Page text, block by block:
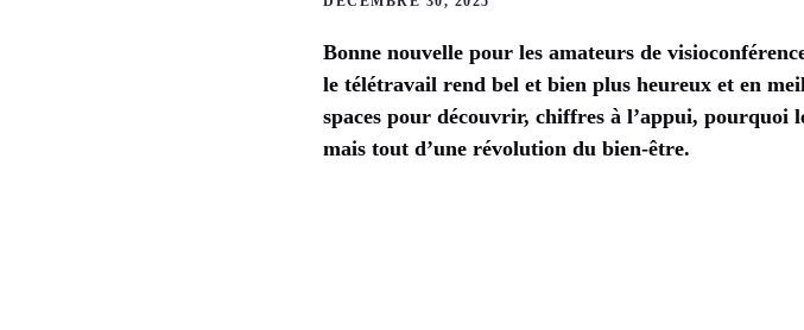
Bonne nouvelle pour les amateurs de
le télétravail rend bel et bien plus heureux et en
spaces pour découvrir, chiffres à l’appui, pourquoi
mais tout d’une révolution du bien-être.